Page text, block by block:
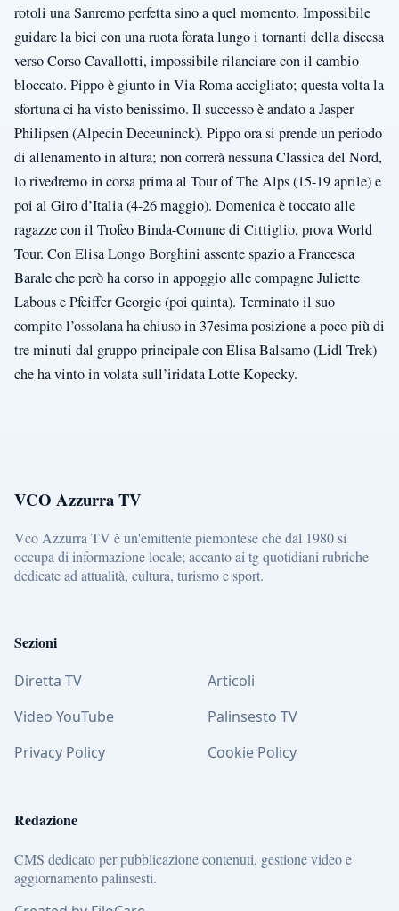
rotoli una Sanremo perfetta sino a quel momento. Impossibile
guidare la bici con una ruota forata lungo i tornanti della discesa
verso Corso Cavallotti, impossibile rilanciare con il cambio
bloccato. Pippo è giunto in Via Roma accigliato; questa volta la
sfortuna ci ha visto benissimo. Il successo è andato a Jasper
Philipsen (Alpecin Deceuninck). Pippo ora si prende un periodo
di allenamento in altura; non correrà nessuna Classica del Nord,
lo rivedremo in corsa prima al Tour of The Alps (15-19 aprile) e
poi al Giro d’Italia (4-26 maggio). Domenica è toccato alle
ragazze con il Trofeo Binda-Comune di Cittiglio, prova World
Tour. Con Elisa Longo Borghini assente spazio a Francesca
Barale che però ha corso in appoggio alle compagne Juliette
Labous e Pfeiffer Georgie (poi quinta). Terminato il suo
compito l’ossolana ha chiuso in 37esima posizione a poco più di
tre minuti dal gruppo principale con Elisa Balsamo (Lidl Trek)
che ha vinto in volata sull’iridata Lotte Kopecky.
VCO Azzurra TV
Vco Azzurra TV è un'emittente piemontese che dal 1980 si
occupa di informazione locale; accanto ai tg quotidiani rubriche
dedicate ad attualità, cultura, turismo e sport.
Sezioni
Diretta TV
Articoli
Video YouTube
Palinsesto TV
Privacy Policy
Cookie Policy
Redazione
CMS dedicato per pubblicazione contenuti, gestione video e
aggiornamento palinsesti.